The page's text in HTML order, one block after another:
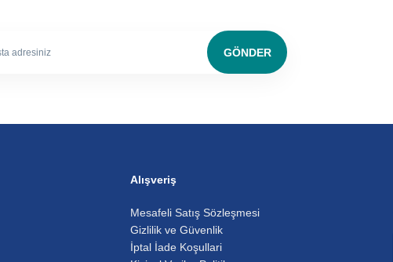
GÖNDER
Alışveriş
Mesafeli Satış Sözleşmesi
Gizlilik ve Güvenlik
İptal İade Koşullari